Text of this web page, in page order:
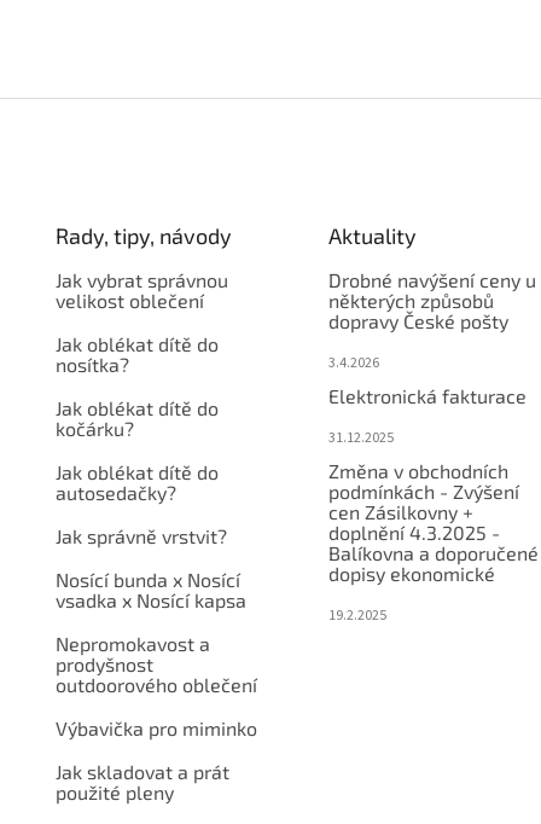
Rady, tipy, návody
Jak vybrat správnou
velikost oblečení
Jak oblékat dítě do
nosítka?
Jak oblékat dítě do
kočárku?
Jak oblékat dítě do
autosedačky?
Jak správně vrstvit?
Nosící bunda x Nosící
vsadka x Nosící kapsa
Nepromokavost a
prodyšnost
outdoorového oblečení
Výbavička pro miminko
Jak skladovat a prát
použité pleny
Aktuality
Drobné navýšení ceny u
některých způsobů
dopravy České pošty
3.4.2026
Elektronická fakturace
31.12.2025
Změna v obchodních
podmínkách - Zvýšení
cen Zásilkovny +
doplnění 4.3.2025 -
Balíkovna a doporučené
dopisy ekonomické
19.2.2025